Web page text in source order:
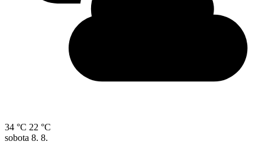
34 °C 22 °C
sobota 8. 8.